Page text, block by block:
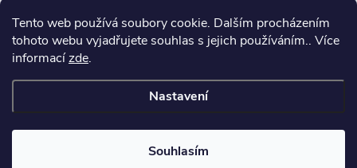
Tento web používá soubory cookie. Dalším procházením
tohoto webu vyjadřujete souhlas s jejich používáním.. Více
informacízde.
Nastavení
Souhlasím
Sledovat na Instagramu
BEALIO. Všechna práva vyhrazena.